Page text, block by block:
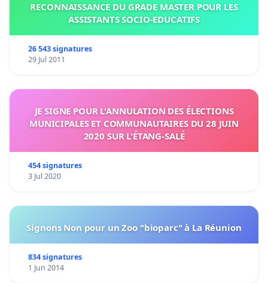
RECONNAISSANCE DU GRADE MASTER POUR LES
ASSISTANTS SOCIO-EDUCATIFS
26 543 signatures
29 Jul 2011
JE SIGNE POUR L'ANNULATION DES ÉLECTIONS
MUNICIPALES ET COMMUNAUTAIRES DU 28 JUIN
2020 SUR L'ÉTANG-SALÉ
454 signatures
3 Jul 2020
Signons Non pour un Zoo "bioparc" à La Réunion
834 signatures
1 Jun 2014